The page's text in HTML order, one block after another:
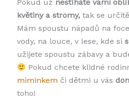
Pokud už nestíháte vámi
květiny a stromy,tak se
Mám spoustu nápadů na
vody, na louce, v lese, kde si
užijete spoustu zábavy a
Pokud chcete klidné
miminkem či dětmi u vás
toho!